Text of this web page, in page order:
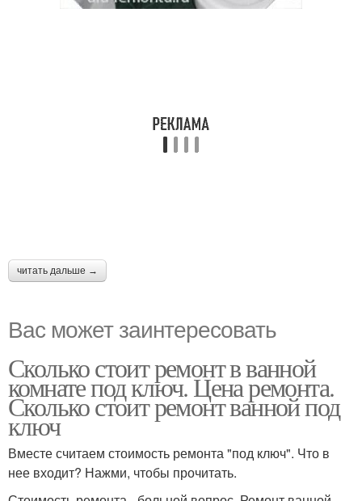
читать дальше →
Вас может заинтересовать
Сколько стоит ремонт в ванной
комнате под ключ. Цена ремонта.
Сколько стоит ремонт ванной под
ключ
Вместе считаем стоимость ремонта "под ключ". Что в
нее входит? Нажми, чтобы прочитать.